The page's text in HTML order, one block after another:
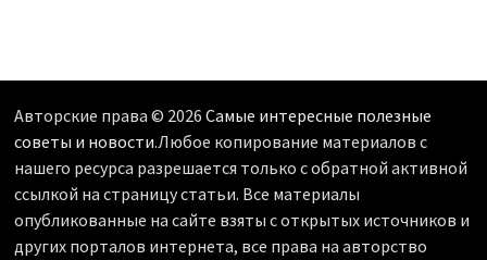
Авторские права © 2026 Самые интересные полезные
советы и новости.Любое копирование материалов с
нашего ресурса разрешается только с обратной активной
ссылкой на страницу статьи. Все материалы
опубликованные на сайте взяты с открытых источников и
других порталов интернета, все права на авторство